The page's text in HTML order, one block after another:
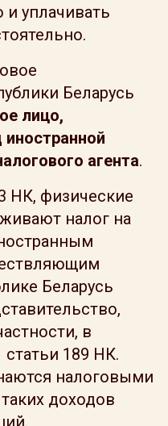
уплачивать
Беларусь
лицо,
агента.
НК, физические
налог на
Беларусь
в
статьи 189 НК.
налоговыми
доходов